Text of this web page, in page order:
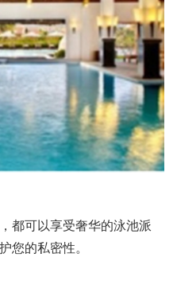
都可以享受奢华的泳池派
您的私密性。